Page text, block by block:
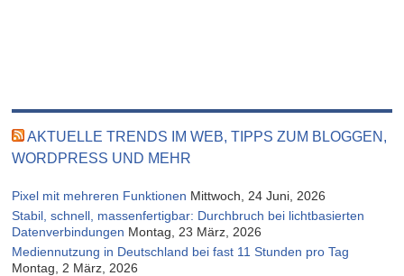
AKTUELLE TRENDS IM WEB, TIPPS ZUM BLOGGEN,
WORDPRESS UND MEHR
Pixel mit mehreren Funktionen Mittwoch, 24 Juni, 2026
Stabil, schnell, massenfertigbar: Durchbruch bei lichtbasierten
Datenverbindungen Montag, 23 März, 2026
Mediennutzung in Deutschland bei fast 11 Stunden pro Tag
Montag, 2 März, 2026